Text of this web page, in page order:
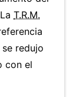
T.R.M.
redujo
con el